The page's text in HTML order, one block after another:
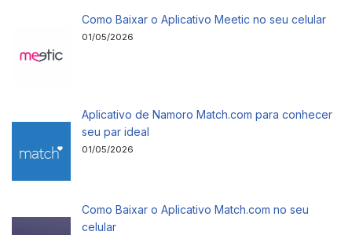
Como Baixar o Aplicativo Meetic no seu celular
01/05/2026
Aplicativo de Namoro Match.com para conhecer
seu par ideal
01/05/2026
Como Baixar o Aplicativo Match.com no seu
celular